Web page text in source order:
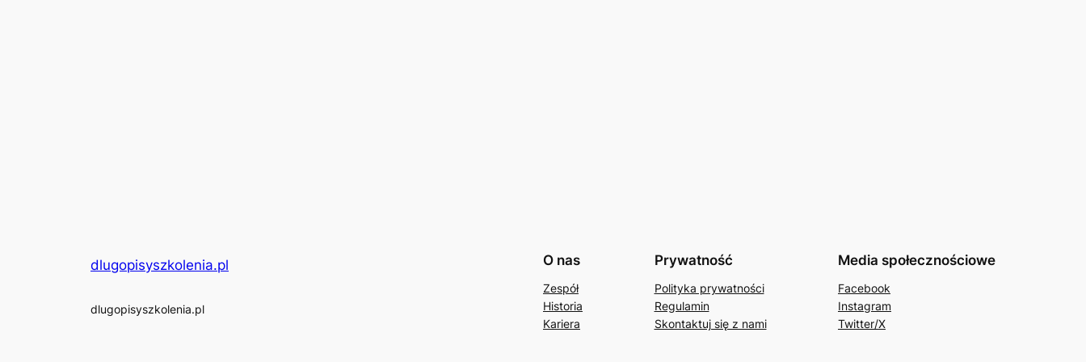
dlugopisyszkolenia.pl
dlugopisyszkolenia.pl
O nas
Zespół
Historia
Kariera
Prywatność
Polityka prywatności
Regulamin
Skontaktuj się z nami
Media społecznościowe
Facebook
Instagram
Twitter/X